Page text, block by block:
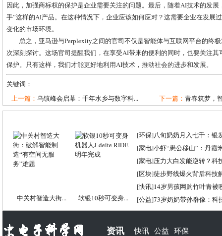
因此，加强商标权的保护是企业需要关注的问题。最后，随着AI技术的发
手”这样的AI产品。在这种情况下，企业应该如何应对？这需要企业在发展
变化的市场环境。
总之，亚马逊与Perplexity之间的官司不仅是智能体与互联网平台的终
次深刻探讨。这场官司提醒我们，在享受AI带来的便利的同时，也要关注
保护。只有这样，我们才能更好地利用AI技术，推动社会的进步和发展。
关键词：
上一篇： 乌镇峰会启幕：千年水乡与数字科... 下一篇： 青春筑梦，
中关村智造大街... 软银10秒可变身...
[环保]八旬奶奶月入七千：银
[家电]小虾“愚公移山”：丹霞
[家电]压力大白发能逆转？科
[区块]徒步野线爆火背后科技
[快讯]14岁男孩网购竹叶青被
[公益]73岁奶奶带孙群像：科
资讯 快讯 公益 环保